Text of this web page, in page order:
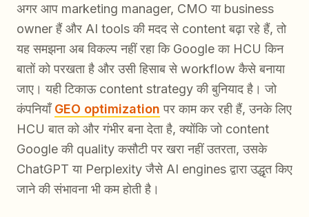
अगर आप marketing manager, CMO या business
owner हैं और AI tools की मदद से content बढ़ा रहे हैं, तो
यह समझना अब विकल्प नहीं रहा कि Google का HCU किन
बातों को परखता है और उसी हिसाब से workflow कैसे बनाया
जाए। यही टिकाऊ content strategy की बुनियाद है। जो
कंपनियाँGEO optimization पर काम कर रही हैं, उनके लिए
HCU बात को और गंभीर बना देता है, क्योंकि जो content
Google की quality कसौटी पर खरा नहीं उतरता, उसके
ChatGPT या Perplexity जैसे AI engines द्वारा उद्धृत किए
जाने की संभावना भी कम होती है।